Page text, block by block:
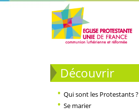
Découvrir
Qui sont les Protestants ?
Se marier